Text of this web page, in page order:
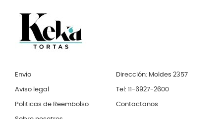
Envío
Aviso legal
Politicas de Reembolso
Dirección: Moldes 2357
Tel: 11-6927-2600
Contactanos